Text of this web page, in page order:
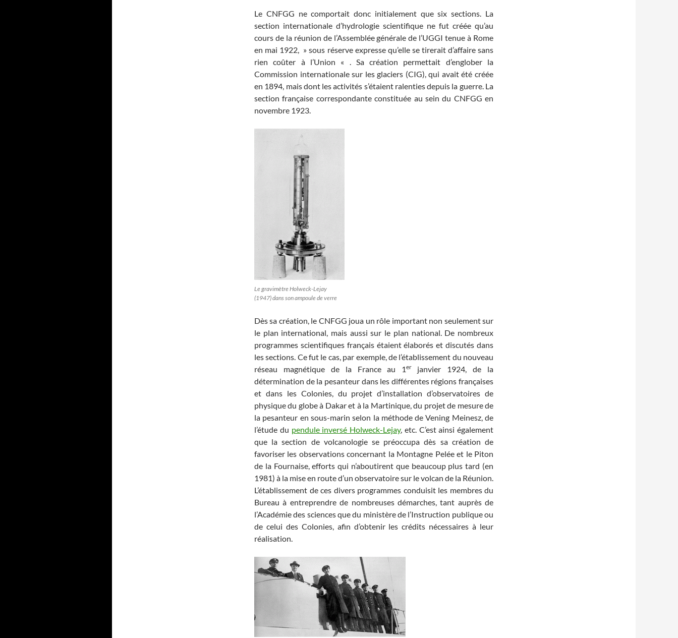
Le CNFGG ne comportait donc initialement que six sections. La
section internationale d’hydrologie scientifique ne fut créée qu’au
cours de la réunion de l’Assemblée générale de l’UGGI tenue à Rome
en mai 1922, » sous réserve expresse qu’elle se tirerait d’affaire sans
rien coûter à l’Union « . Sa création permettait d’englober la
Commission internationale sur les glaciers (CIG), qui avait été créée
en 1894, mais dont les activités s’étaient ralenties depuis la guerre. La
section française correspondante constituée au sein du CNFGG en
novembre 1923.
Le gravimètre Holweck-Lejay
(1947) dans son ampoule de verre
Dès sa création, le CNFGG joua un rôle important non seulement sur
le plan international, mais aussi sur le plan national. De nombreux
programmes scientifiques français étaient élaborés et discutés dans
les sections. Ce fut le cas, par exemple, de l’établissement du nouveau
réseau magnétique de la France au 1er janvier 1924, de la
détermination de la pesanteur dans les différentes régions françaises
et dans les Colonies, du projet d’installation d’observatoires de
physique du globe à Dakar et à la Martinique, du projet de mesure de
la pesanteur en sous-marin selon la méthode de Vening Meinesz, de
l’étude du pendule inversé Holweck-Lejay, etc. C’est ainsi également
que la section de volcanologie se préoccupa dès sa création de
favoriser les observations concernant la Montagne Pelée et le Piton
de la Fournaise, efforts qui n’aboutirent que beaucoup plus tard (en
1981) à la mise en route d’un observatoire sur le volcan de la Réunion.
L’établissement de ces divers programmes conduisit les membres du
Bureau à entreprendre de nombreuses démarches, tant auprès de
l’Académie des sciences que du ministère de l’Instruction publique ou
de celui des Colonies, afin d’obtenir les crédits nécessaires à leur
réalisation.